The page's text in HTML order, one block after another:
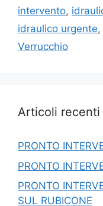
intervento,
idraulico urgente,
Verrucchio
Articoli recenti
PRONTO
PRONTO
PRONTO
SUL RUBICONE